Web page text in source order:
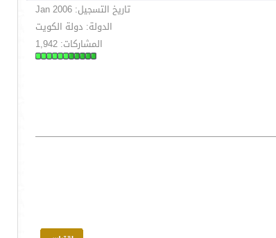
تاريخ التسجيل: Jan 2006
الدولة: دولة الكويت
المشاركات: 1,942